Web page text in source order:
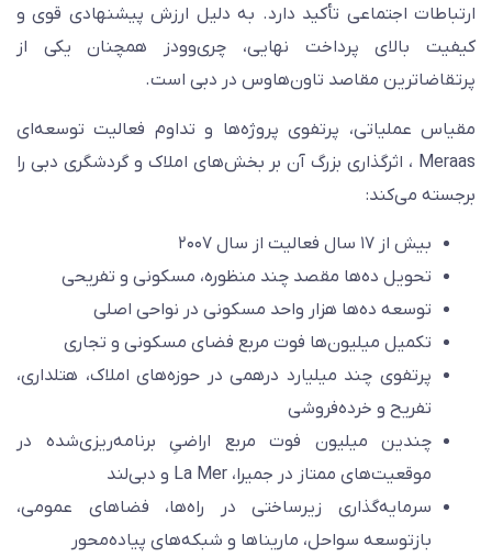
اجتماعی تأکید دارد. به دلیل ارزش پیشنهادی قوی و
بالای پرداخت نهایی، چری‌وودز همچنان یکی از
مقاصد تاون‌هاوس در دبی است.
عملیاتی، پرتفوی پروژه‌ها و تداوم فعالیت توسعه‌ای
Meraas ، اثرگذاری بزرگ آن بر بخش‌های املاک و گردشگری دبی را
می‌کند:
بیش از ۱۷ سال فعالیت از سال ۲۰۰۷
تحویل ده‌ها مقصد چند منظوره، مسکونی و تفریحی
توسعه ده‌ها هزار واحد مسکونی در نواحی اصلی
تکمیل میلیون‌ها فوت مربع فضای مسکونی و تجاری
پرتفوی چند میلیارد درهمی در حوزه‌های املاک، هتلداری،
تفریح و خرده‌فروشی
چندین میلیون فوت مربع اراضیِ برنامه‌ریزی‌شده در
موقعیت‌های ممتاز در جمیرا، La Mer و دبی‌لند
سرمایه‌گذاری زیرساختی در راه‌ها، فضاهای عمومی،
بازتوسعه سواحل، ماریناها و شبکه‌های پیاده‌محور